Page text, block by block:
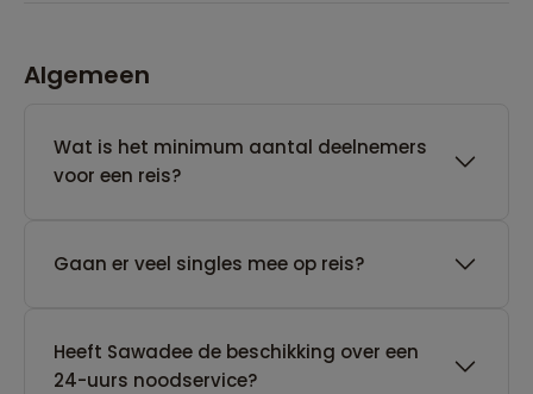
Algemeen
Wat is het minimum aantal deelnemers
voor een reis?
Gaan er veel singles mee op reis?
Heeft Sawadee de beschikking over een
24-uurs noodservice?